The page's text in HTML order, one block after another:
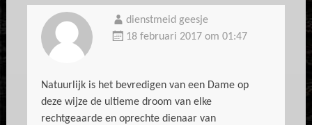
dienstmeid geesje
18 februari 2017 om 01:47
Natuurlijk is het bevredigen van een Dame op
deze wijze de ultieme droom van elke
rechtgeaarde en oprechte dienaar van